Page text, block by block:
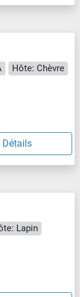
Hôte: Chèvre
Détails
Lapin